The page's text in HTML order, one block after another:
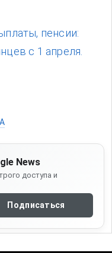
пенсии:
с 1 апреля.
News
доступа и
Подписаться